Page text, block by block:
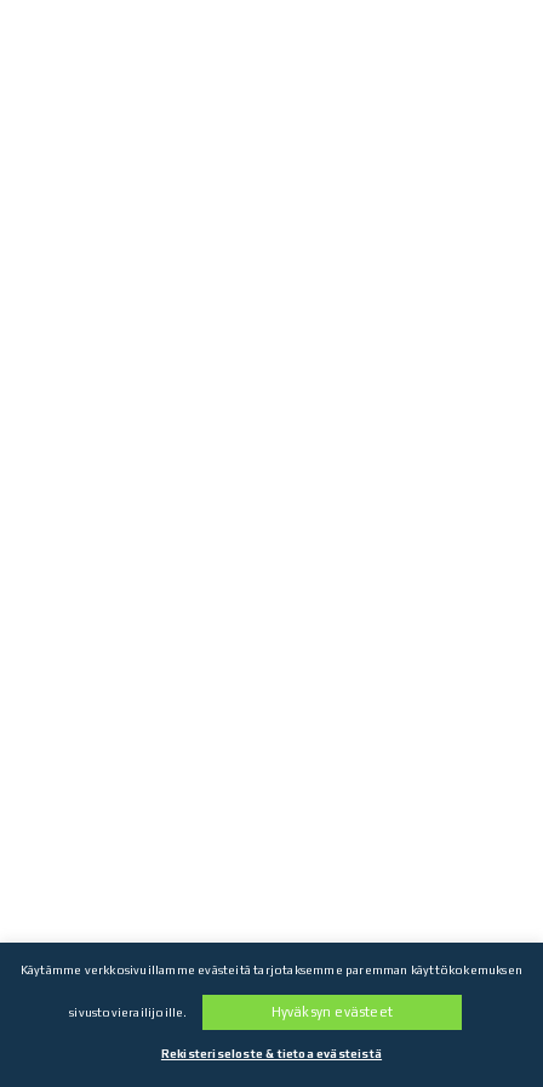
Käytämme verkkosivuillamme evästeitä tarjotaksemme paremman käyttökokemuksen
sivustovierailijoille. Hyväksyn evästeet
Rekisteriseloste & tietoa evästeistä